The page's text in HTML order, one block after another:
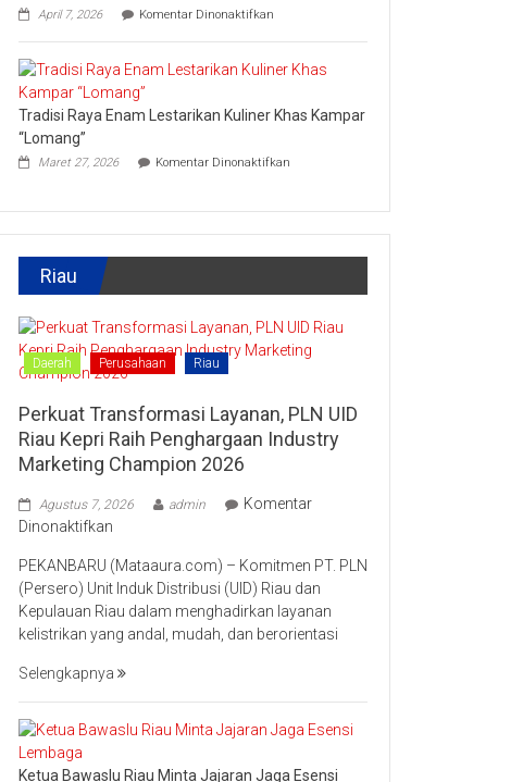
April 7, 2026 Komentar Dinonaktifkan
Upaya
Disparbud
Kampar
Masyarakat
Kreatif
Tradisi Raya Enam Lestarikan Kuliner Khas Kampar
“Lomang”
Maret 27, 2026 Komentar Dinonaktifkan
Enam
Khas
“Lomang”
Riau
Daerah Perusahaan Riau
Perkuat Transformasi Layanan, PLN UID
Riau Kepri Raih Penghargaan Industry
Marketing Champion 2026
Agustus 7, 2026 admin
Komentar
Dinonaktifkan
Transformasi
Layanan,
PLN
UID
Raih
Penghargaan
Marketing
PEKANBARU (Mataaura.com) – Komitmen PT. PLN
(Persero) Unit Induk Distribusi (UID) Riau dan
Kepulauan Riau dalam menghadirkan layanan
kelistrikan yang andal, mudah, dan berorientasi
Selengkapnya
Ketua Bawaslu Riau Minta Jajaran Jaga Esensi